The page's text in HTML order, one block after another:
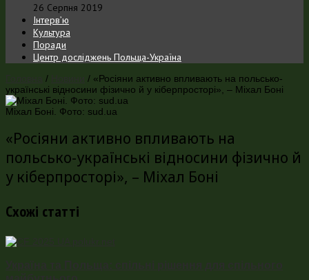
26 Серпня 2019
Інтерв’ю
Культура
Поради
Центр досліджень Польща-Україна
/ / «Росіяни активно впливають на польсько-
українські відносини фізично й у кіберпросторі», – Міхал Боні
Міхал Боні. Фото: sud.ua
«Росіяни активно впливають на
польсько-українські відносини фізично й
у кіберпросторі», – Міхал Боні
Схожі статті